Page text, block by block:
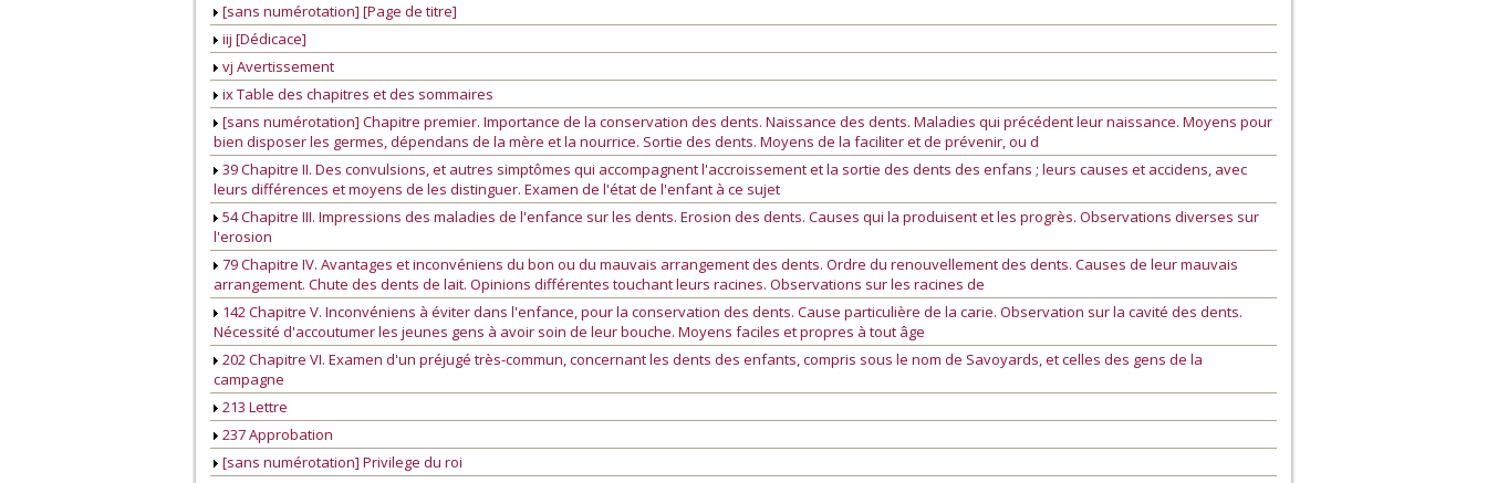
[sans numérotation] [Page de titre]
iij [Dédicace]
vj Avertissement
ix Table des chapitres et des sommaires
[sans numérotation] Chapitre premier. Importance de la conservation des dents. Naissance des dents. Maladies qui précédent leur naissance. Moyens pour
bien disposer les germes, dépendans de la mère et la nourrice. Sortie des dents. Moyens de la faciliter et de prévenir, ou d
39 Chapitre II. Des convulsions, et autres simptômes qui accompagnent l'accroissement et la sortie des dents des enfans ; leurs causes et accidens, avec
leurs différences et moyens de les distinguer. Examen de l'état de l'enfant à ce sujet
54 Chapitre III. Impressions des maladies de l'enfance sur les dents. Erosion des dents. Causes qui la produisent et les progrès. Observations diverses sur
l'erosion
79 Chapitre IV. Avantages et inconvéniens du bon ou du mauvais arrangement des dents. Ordre du renouvellement des dents. Causes de leur mauvais
arrangement. Chute des dents de lait. Opinions différentes touchant leurs racines. Observations sur les racines de
142 Chapitre V. Inconvéniens à éviter dans l'enfance, pour la conservation des dents. Cause particulière de la carie. Observation sur la cavité des dents.
Nécessité d'accoutumer les jeunes gens à avoir soin de leur bouche. Moyens faciles et propres à tout âge
202 Chapitre VI. Examen d'un préjugé très-commun, concernant les dents des enfants, compris sous le nom de Savoyards, et celles des gens de la
campagne
213 Lettre
237 Approbation
[sans numérotation] Privilege du roi